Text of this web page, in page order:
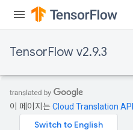
TensorFlow v2.9.3
이 페이지는Cloud Translation API